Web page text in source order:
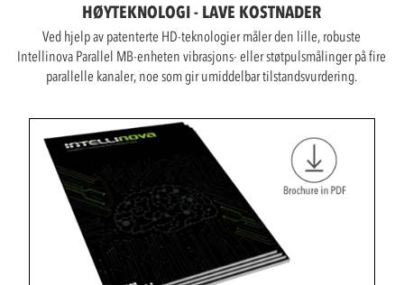
HØYTEKNOLOGI - LAVE KOSTNADER
Ved hjelp av patenterte HD-teknologier måler den lille, robuste
Intellinova Parallel MB-enheten vibrasjons- eller støtpulsmålinger på fire
parallelle kanaler, noe som gir umiddelbar tilstandsvurdering.